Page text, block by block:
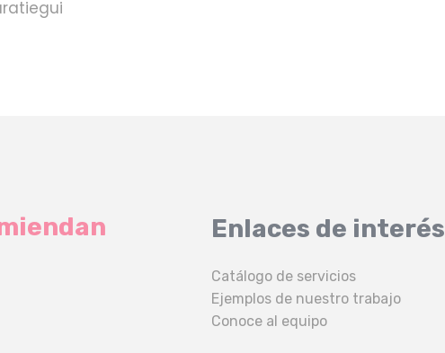
Enlaces de interés
Catálogo de servicios
Ejemplos de nuestro trabajo
Conoce al equipo